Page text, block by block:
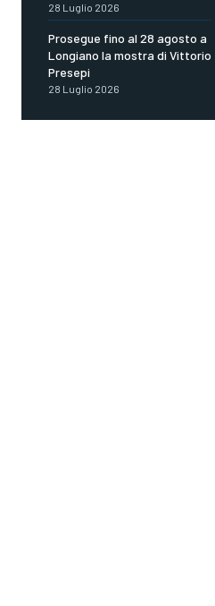
28 Luglio 2026
Prosegue fino al 28 agosto a
Longiano la mostra di Vittorio
Presepi
28 Luglio 2026